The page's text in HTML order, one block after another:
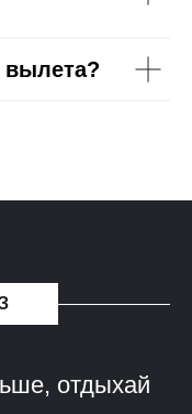
вылета?
отдыхай